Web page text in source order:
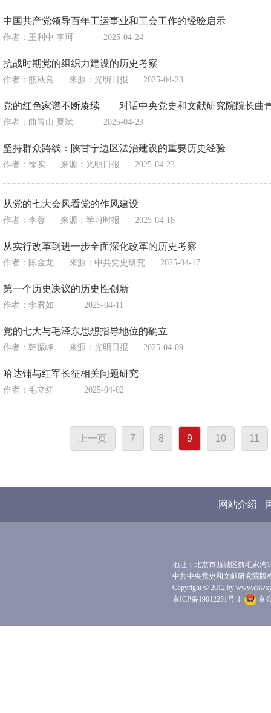
中国共产党领导百年工运事业和工会工作的经验启示
作者：王利中 李珂 2025-04-24
抗战时期党的组织力建设的历史考察
作者：熊秋良 来源： 光明日报 2025-04-23
党的红色家谱不断赓续——对话中央党史和文献研究院院长曲
作者：曲青山 夏斌 2025-04-23
坚持群众路线：陕甘宁边区法治建设的重要历史经验
作者：徐实 来源： 光明日报 2025-04-23
从党的七大会风看党的作风建设
作者：李蓉 来源： 学习时报 2025-04-18
从实行改革到进一步全面深化改革的历史考察
作者：陈金龙 来源： 中共党史研究 2025-04-17
第一个历史决议的历史性创新
作者：李君如 2025-04-11
党的七大与毛泽东思想指导地位的确立
作者：韩振峰 来源： 光明日报 2025-04-09
哈达铺与红军长征相关问题研究
作者：毛立红 2025-04-02
上一页 7 8 9 10 11
网站介绍
地址：北京市西城区前毛家湾
中共中央党史和文献研究院版
Copyright © 2012 by
京ICP备19012251号-1
京